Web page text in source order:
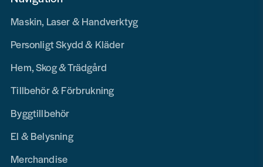
Maskin, Laser & Handverktyg
Personligt Skydd & Kläder
Hem, Skog & Trädgård
Tillbehör & Förbrukning
Byggtillbehör
El & Belysning
Merchandise